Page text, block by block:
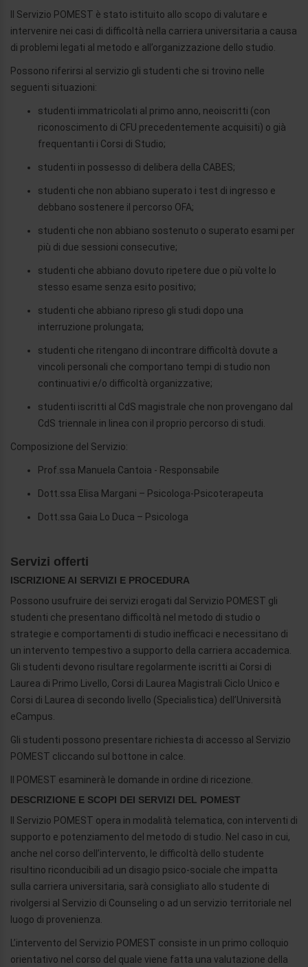
Il Servizio POMEST è stato istituito allo scopo di valutare e
intervenire nei casi di difficoltà nella carriera universitaria a causa
di problemi legati al metodo e all’organizzazione dello studio.
Possono riferirsi al servizio gli studenti che si trovino nelle
seguenti situazioni:
studenti immatricolati al primo anno, neoiscritti (con
riconoscimento di CFU precedentemente acquisiti) o già
frequentanti i Corsi di Studio;
studenti in possesso di delibera della CABES;
studenti che non abbiano superato i test di ingresso e
debbano sostenere il percorso OFA;
studenti che non abbiano sostenuto o superato esami per
più di due sessioni consecutive;
studenti che abbiano dovuto ripetere due o più volte lo
stesso esame senza esito positivo;
studenti che abbiano ripreso gli studi dopo una
interruzione prolungata;
studenti che ritengano di incontrare difficoltà dovute a
vincoli personali che comportano tempi di studio non
continuativi e/o difficoltà organizzative;
studenti iscritti al CdS magistrale che non provengano dal
CdS triennale in linea con il proprio percorso di studi.
Composizione del Servizio:
Prof.ssa Manuela Cantoia - Responsabile
Dott.ssa Elisa Margani – Psicologa-Psicoterapeuta
Dott.ssa Gaia Lo Duca – Psicologa
Servizi offerti
ISCRIZIONE AI SERVIZI E PROCEDURA
Possono usufruire dei servizi erogati dal Servizio POMEST gli
studenti che presentano difficoltà nel metodo di studio o
strategie e comportamenti di studio inefficaci e necessitano di
un intervento tempestivo a supporto della carriera accademica.
Gli studenti devono risultare regolarmente iscritti ai Corsi di
Laurea di Primo Livello, Corsi di Laurea Magistrali Ciclo Unico e
Corsi di Laurea di secondo livello (Specialistica) dell’Università
eCampus.
Gli studenti possono presentare richiesta di accesso al Servizio
POMEST cliccando sul bottone in calce.
Il POMEST esaminerà le domande in ordine di ricezione.
DESCRIZIONE E SCOPI DEI SERVIZI DEL POMEST
Il Servizio POMEST opera in modalità telematica, con interventi di
supporto e potenziamento del metodo di studio. Nel caso in cui,
anche nel corso dell’intervento, le difficoltà dello studente
risultino riconducibili ad un disagio psico-sociale che impatta
sulla carriera universitaria, sarà consigliato allo studente di
rivolgersi al Servizio di Counseling o ad un servizio territoriale nel
luogo di provenienza.
L’intervento del Servizio POMEST consiste in un primo colloquio
orientativo nel corso del quale viene fatta una valutazione della